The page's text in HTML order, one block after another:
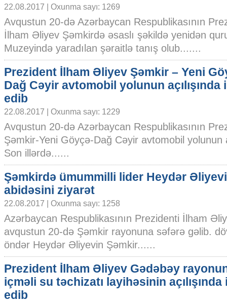
22.08.2017 | Oxunma sayı: 1269
Avqustun 20-də Azərbaycan Respublikasının
İlham Əliyev Şəmkirdə əsaslı şəkildə yenidən
Muzeyində yaradılan şəraitlə tanış olub.......
Prezident İlham Əliyev Şəmkir – Yeni
Dağ Cəyir avtomobil yolunun açılışında
edib
22.08.2017 | Oxunma sayı: 1229
Avqustun 20-də Azərbaycan Respublikasının
Şəmkir-Yeni Göyçə-Dağ Cəyir avtomobil yolunun
Son illərdə......
Şəmkirdə ümummilli lider Heydər
abidəsini ziyarət
22.08.2017 | Oxunma sayı: 1258
Azərbaycan Respublikasının Prezidenti İlham
avqustun 20-də Şəmkir rayonuna səfərə gəlib.
öndər Heydər Əliyevin Şəmkir......
Prezident İlham Əliyev Gədəbəy
içməli su təchizatı layihəsinin
edib